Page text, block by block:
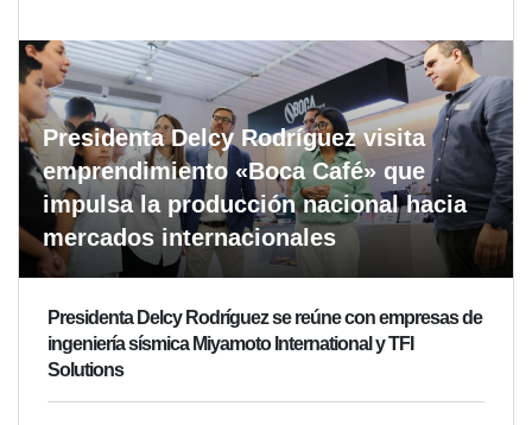
Presidenta Delcy Rodríguez visita
emprendimiento «Boca Café» que
impulsa la producción nacional hacia
mercados internacionales
Presidenta Delcy Rodríguez se reúne con empresas de
ingeniería sísmica Miyamoto International y TFI
Solutions